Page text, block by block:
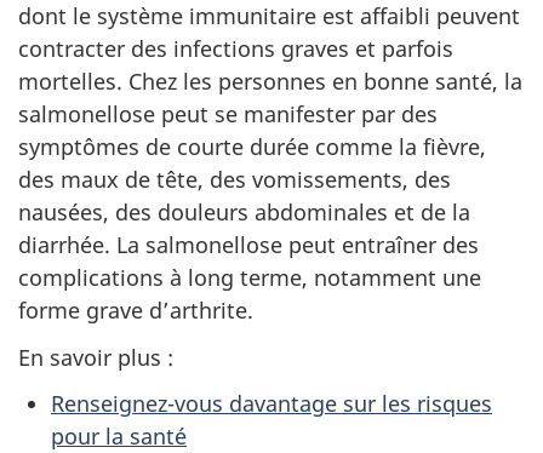
dont le système immunitaire est affaibli peuvent
contracter des infections graves et parfois
mortelles. Chez les personnes en bonne santé, la
salmonellose peut se manifester par des
symptômes de courte durée comme la fièvre,
des maux de tête, des vomissements, des
nausées, des douleurs abdominales et de la
diarrhée. La salmonellose peut entraîner des
complications à long terme, notamment une
forme grave d’arthrite.
En savoir plus :
Renseignez-vous davantage sur les risques
pour la santé